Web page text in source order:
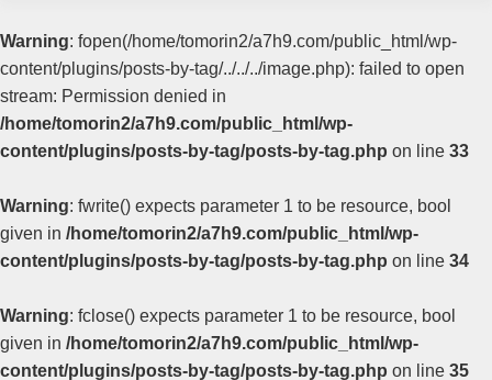
Warning: fopen(/home/tomorin2/a7h9.com/public_html/wp-
content/plugins/posts-by-tag/../../../image.php): failed to open
stream: Permission denied in
/home/tomorin2/a7h9.com/public_html/wp-
content/plugins/posts-by-tag/posts-by-tag.php on line 33
Warning: fwrite() expects parameter 1 to be resource, bool
given in /home/tomorin2/a7h9.com/public_html/wp-
content/plugins/posts-by-tag/posts-by-tag.php on line 34
Warning: fclose() expects parameter 1 to be resource, bool
given in /home/tomorin2/a7h9.com/public_html/wp-
content/plugins/posts-by-tag/posts-by-tag.php on line 35